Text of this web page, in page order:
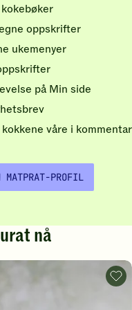
oppskrifter
ukemenyer
på Min side
våre i
MATPRAT-PROFIL
nå
-